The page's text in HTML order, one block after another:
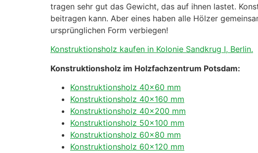
tragen sehr gut das Gewicht, das auf ihnen lastet.
beitragen kann. Aber eines haben alle Hölzer
ursprünglichen Form verbiegen!
Konstruktionsholz kaufen in Kolonie Sandkrug I, Berlin.
Konstruktionsholz im Holzfachzentrum Potsdam:
Konstruktionsholz 40×60 mm
Konstruktionsholz 40×160 mm
Konstruktionsholz 40×200 mm
Konstruktionsholz 50×100 mm
Konstruktionsholz 60×80 mm
Konstruktionsholz 60×120 mm